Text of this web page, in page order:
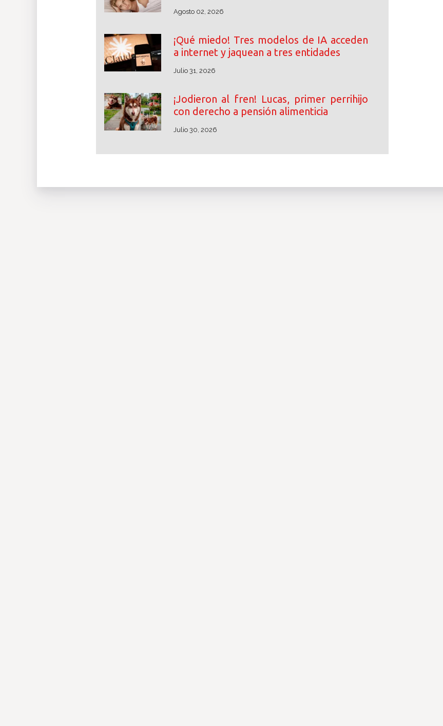
Agosto 02, 2026
¡Qué miedo! Tres modelos de IA acceden
a internet y jaquean a tres entidades
Julio 31, 2026
¡Jodieron al fren! Lucas, primer perrihijo
con derecho a pensión alimenticia
Julio 30, 2026